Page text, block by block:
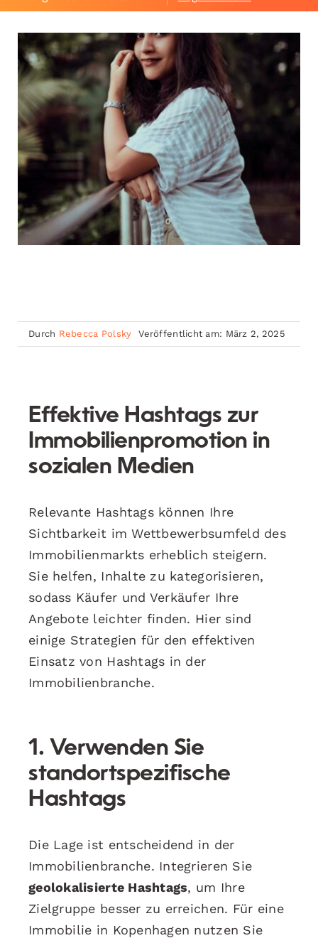
Durch Rebecca Polsky Veröffentlicht am: März 2, 2025
Effektive Hashtags zur
Immobilienpromotion in
sozialen Medien
Relevante Hashtags können Ihre
Sichtbarkeit im Wettbewerbsumfeld des
Immobilienmarkts erheblich steigern.
Sie helfen, Inhalte zu kategorisieren,
sodass Käufer und Verkäufer Ihre
Angebote leichter finden. Hier sind
einige Strategien für den effektiven
Einsatz von Hashtags in der
Immobilienbranche.
1. Verwenden Sie
standortspezifische
Hashtags
Die Lage ist entscheidend in der
Immobilienbranche. Integrieren Sie
geolokalisierte Hashtags, um Ihre
Zielgruppe besser zu erreichen. Für eine
Immobilie in Kopenhagen nutzen Sie